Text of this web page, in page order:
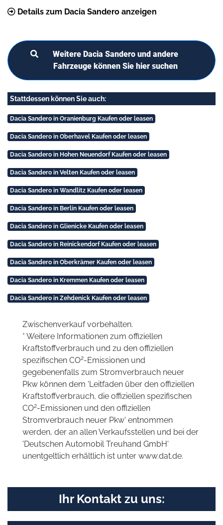
Details zum Dacia Sandero anzeigen
Weitere Dacia Sandero und andere
Fahrzeuge können Sie hier suchen
Stattdessen können Sie auch:
Dacia Sandero in Oranienburg Kaufen oder leasen
Dacia Sandero in Oberhavel Kaufen oder leasen
Dacia Sandero in Hohen Neuendorf Kaufen oder leasen
Dacia Sandero in Velten Kaufen oder leasen
Dacia Sandero in Wandlitz Kaufen oder leasen
Dacia Sandero in Berlin Kaufen oder leasen
Dacia Sandero in Glienicke Kaufen oder leasen
Dacia Sandero in Reinickendorf Kaufen oder leasen
Dacia Sandero in Oberkrämer Kaufen oder leasen
Dacia Sandero in Kremmen Kaufen oder leasen
Dacia Sandero in Zehdenick Kaufen oder leasen
Zwischenverkauf vorbehalten.
* Weitere Informationen zum offiziellen
Kraftstoffverbrauch und zu den offiziellen
spezifischen CO2-Emissionen und
gegebenenfalls zum Stromverbrauch neuer
Pkw können dem 'Leitfaden über den offiziellen
Kraftstoffverbrauch, die offiziellen spezifischen
CO2-Emissionen und den offiziellen
Stromverbrauch neuer Pkw' entnommen
werden, der an allen Verkaufsstellen und bei der
'Deutschen Automobil Treuhand GmbH'
unentgeltlich erhältlich ist unter www.dat.de.
Ihr Kontakt zu uns: